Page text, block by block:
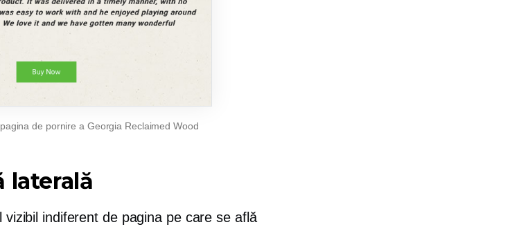
de pornire a Georgia Reclaimed Wood
laterală
indiferent de pagina pe care se află